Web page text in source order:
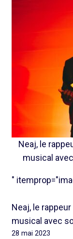
Neaj, le
musical
"
Neaj, le
musical avec
28 mai 2023